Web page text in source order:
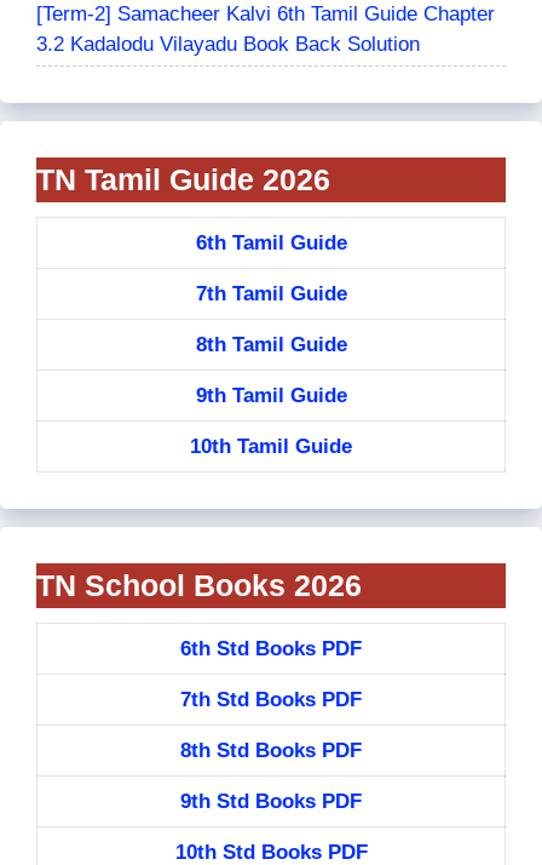
[Term-2] Samacheer Kalvi 6th Tamil Guide Chapter
3.2 Kadalodu Vilayadu Book Back Solution
TN Tamil Guide 2026
6th Tamil Guide
7th Tamil Guide
8th Tamil Guide
9th Tamil Guide
10th Tamil Guide
TN School Books 2026
6th Std Books PDF
7th Std Books PDF
8th Std Books PDF
9th Std Books PDF
10th Std Books PDF